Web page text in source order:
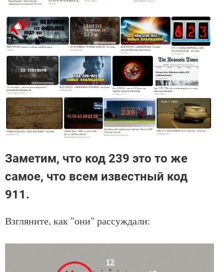
Заметим, что код 239 это то же
самое, что всем известный код
911.
Взгляните, как "они" рассуждали: